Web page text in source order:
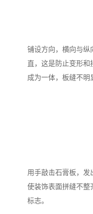
铺设方向，横向与纵
直，这是防止变形和
成为一体，板缝不明
用手敲击石膏板，
使装饰表面拼缝不整
标志。